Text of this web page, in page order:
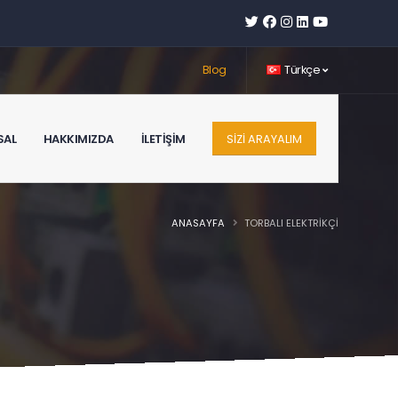
Blog Türkçe
HAKKIMIZDA İLETIŞIM SIZI ARAYALIM
ANASAYFA TORBALI ELEKTRİKÇİ